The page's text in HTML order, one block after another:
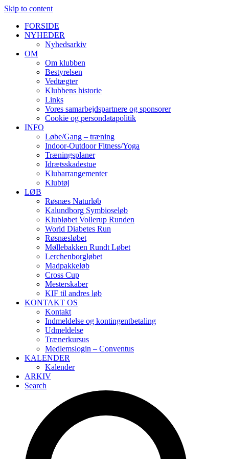
Skip to content
FORSIDE
NYHEDER
Nyhedsarkiv
OM
Om klubben
Bestyrelsen
Vedtægter
Klubbens historie
Links
Vores samarbejdspartnere og sponsorer
Cookie og persondatapolitik
INFO
Løbe/Gang – træning
Indoor-Outdoor Fitness/Yoga
Træningsplaner
Idrætsskadestue
Klubarrangementer
Klubtøj
LØB
Røsnæs Naturløb
Kalundborg Symbioseløb
Klubløbet Vollerup Runden
World Diabetes Run
Røsnæsløbet
Møllebakken Rundt Løbet
Lerchenborgløbet
Madpakkeløb
Cross Cup
Mesterskaber
KIF til andres løb
KONTAKT OS
Kontakt
Indmeldelse og kontingentbetaling
Udmeldelse
Trænerkursus
Medlemslogin – Conventus
KALENDER
Kalender
ARKIV
Search